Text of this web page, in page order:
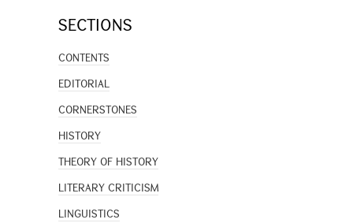
SECTIONS
CONTENTS
EDITORIAL
CORNERSTONES
HISTORY
THEORY OF HISTORY
LITERARY CRITICISM
LINGUISTICS